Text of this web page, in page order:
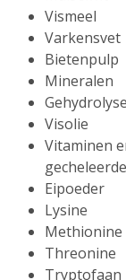
Vismeel
Varkensvet
Bietenpulp
Mineralen
Visolie
Vitaminen
Eipoeder
Lysine
Methionine
Threonine
Tryptofaan